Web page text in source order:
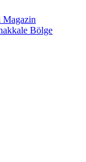
Magazin
Bölge